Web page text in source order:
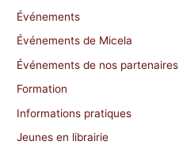
Événements
Événements de Micela
Événements de nos partenaires
Formation
Informations pratiques
Jeunes en librairie